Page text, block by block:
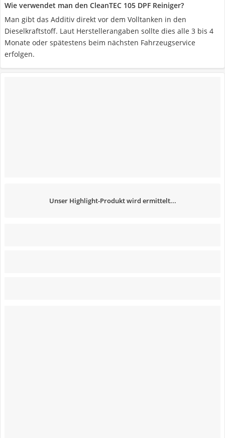
Wie verwendet man den CleanTEC 105 DPF Reiniger?
Man gibt das Additiv direkt vor dem Volltanken in den
Dieselkraftstoff. Laut Herstellerangaben sollte dies alle 3 bis 4
Monate oder spätestens beim nächsten Fahrzeugservice
erfolgen.
Unser Highlight-Produkt wird ermittelt...